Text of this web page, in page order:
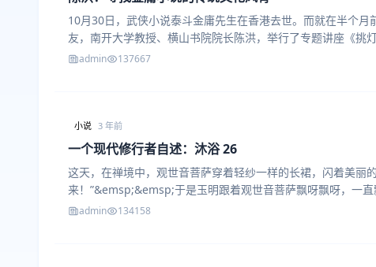
10月30日，武侠小说泰斗金庸先生在香港去世。而就在半个
友，南开大学教授、横山书院院长陈洪，举行了专题讲座《挑
admin 137667
小说 3 年前
一个现代修行者自述：沐浴 26
这天，在禅境中，观世音菩萨穿着轻纱一样的长裙，闪着美
来！”&emsp;&emsp;于是玉明跟着观世音菩萨飘呀飘呀，一
admin 134158